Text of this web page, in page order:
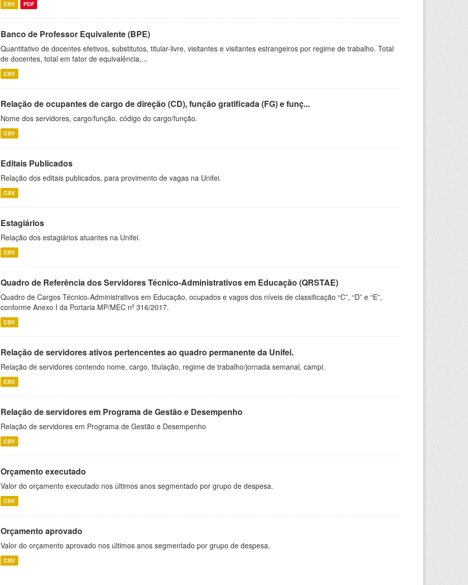
CSV PDF
Banco de Professor Equivalente (BPE)
Quantitativo de docentes efetivos, substitutos, titular-livre, visitantes e visitantes estrangeiros por regime de trabalho. Total
de docentes, total em fator de equivalência,...
CSV
Relação de ocupantes de cargo de direção (CD), função gratificada (FG) e funç...
Nome dos servidores, cargo/função, código do cargo/função.
CSV
Editais Publicados
Relação dos editais publicados, para provimento de vagas na Unifei.
CSV
Estagiários
Relação dos estagiários atuantes na Unifei.
CSV
Quadro de Referência dos Servidores Técnico-Administrativos em Educação (QRSTAE)
Quadro de Cargos Técnico-Administrativos em Educação, ocupados e vagos dos níveis de classificação “C”, “D” e “E”,
conforme Anexo I da Portaria MP/MEC nº 316/2017.
CSV
Relação de servidores ativos pertencentes ao quadro permanente da Unifei.
Relação de servidores contendo nome, cargo, titulação, regime de trabalho/jornada semanal, campi.
CSV
Relação de servidores em Programa de Gestão e Desempenho
Relação de servidores em Programa de Gestão e Desempenho
CSV
Orçamento executado
Valor do orçamento executado nos últimos anos segmentado por grupo de despesa.
CSV
Orçamento aprovado
Valor do orçamento aprovado nos últimos anos segmentado por grupo de despesa.
CSV